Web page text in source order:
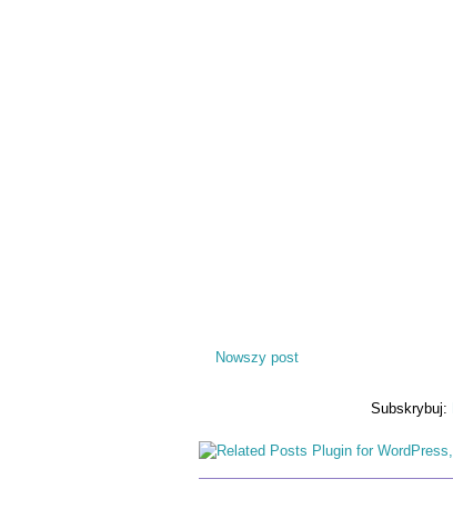
Nowszy post
Subskrybuj: